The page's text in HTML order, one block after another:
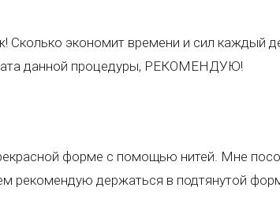
Сколько экономит времени и сил каждый
данной процедуры, РЕКОМЕНДУЮ!
форме с помощью нитей. Мне
рекомендую держаться в подтянутой